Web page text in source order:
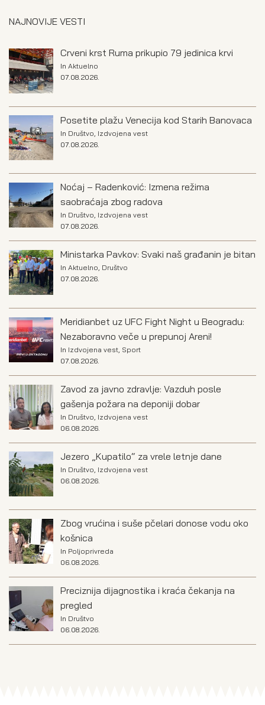
NAJNOVIJE VESTI
Crveni krst Ruma prikupio 79 jedinica krvi
In Aktuelno
07.08.2026.
Posetite plažu Venecija kod Starih Banovaca
In Društvo Izdvojena vest
07.08.2026.
Noćaj – Radenković: Izmena režima
saobraćaja zbog radova
In Društvo, Izdvojena vest
07.08.2026.
Ministarka Pavkov: Svaki naš građanin je bitan
In Aktuelno, Društvo
07.08.2026.
Meridianbet uz UFC Fight Night u Beogradu:
Nezaboravno veče u prepunoj Areni!
In Izdvojena vest, Sport
07.08.2026.
Zavod za javno zdravlje: Vazduh posle
gašenja požara na deponiji dobar
In Društvo Izdvojena vest
06.08.2026.
Jezero „Kupatilo“ za vrele letnje dane
In Društvo Izdvojena vest
06.08.2026.
Zbog vrućina i suše pčelari donose vodu oko
košnica
In Poljoprivreda
06.08.2026.
Preciznija dijagnostika i kraća čekanja na
pregled
In Društvo
06.08.2026.